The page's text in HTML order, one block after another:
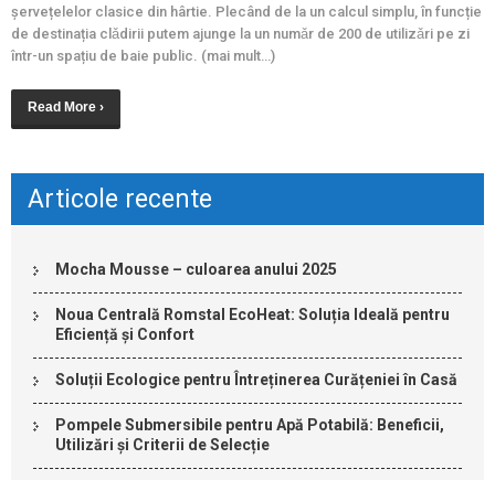
șervețelelor clasice din hârtie. Plecând de la un calcul simplu, în funcție
de destinația clǎdirii putem ajunge la un numǎr de 200 de utilizǎri pe zi
într-un spațiu de baie public. (mai mult…)
Read More ›
Articole recente
Mocha Mousse – culoarea anului 2025
Noua Centrală Romstal EcoHeat: Soluția Ideală pentru
Eficiență și Confort
Soluții Ecologice pentru Întreținerea Curățeniei în Casă
Pompele Submersibile pentru Apă Potabilă: Beneficii,
Utilizări și Criterii de Selecție